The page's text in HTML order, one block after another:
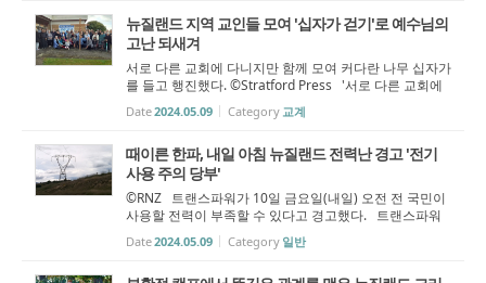
뉴질랜드 지역 교인들 모여 '십자가 걷기'로 예수님의
고난 되새겨
서로 다른 교회에 다니지만 함께 모여 커다란 나무 십자가
를 들고 행진했다. ©Stratford Press '서로 다른 교회에
속해 있지만 같은 그리스도인의 길을 가고 있다' 뉴질랜
드의 한 지역에서 교파를 초월한 여러 교회의 교인들이 함
Date2024.05.09 Category 교계
때이른 한파, 내일 아침 뉴질랜드 전력난 경고 '전기
사용 주의 당부'
©RNZ 트랜스파워가 10일 금요일(내일) 오전 전 국민이
사용할 전력이 부족할 수 있다고 경고했다. 트랜스파워
(Transpower)는 일찍 찾아온 한파와 풍력 발전량 저조로
인해 내일(금) 오전 7시부터 오전 9시까지 전력 공급이 부
Date2024.05.09 Category 일반